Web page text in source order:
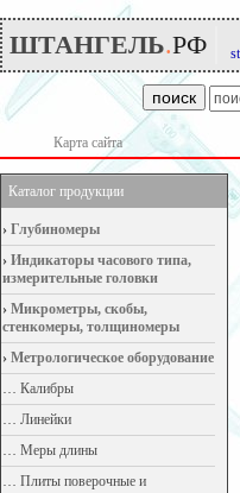
ШТАНГЕЛЬ.РФ
поиск
Карта сайта
Каталог продукции
› Глубиномеры
› Индикаторы часового типа,
измерительные головки
› Микрометры, скобы,
стенкомеры, толщиномеры
› Метрологическое оборудование
… Калибры
… Линейки
… Меры длины
… Плиты поверочные и